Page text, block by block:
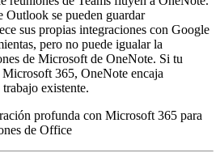
Outlook se pueden guardar
sus propias integraciones con Google
pero no puede igualar la
de Microsoft de OneNote. Si tu
365, OneNote encaja
existente.
profunda con Microsoft 365 para
de Office